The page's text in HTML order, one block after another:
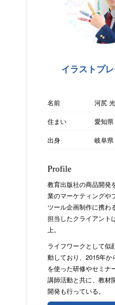
イラストプ
名前
河尻
住まい
愛知県
出身
岐阜県
Profile
教育出版社の商品開発
業のマーケティングや
ツール企画制作に携わる
担当したクライアント
上。
ライフワークとして似
動しており、2015年か
を使った研修やセミナ
講師活動と共に、教材
開発も行っている。